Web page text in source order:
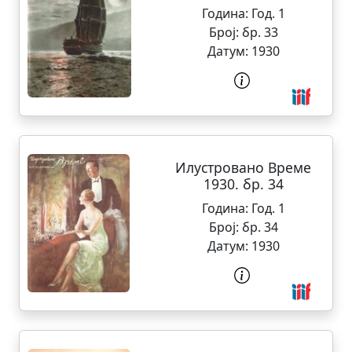
Година: Год. 1
Број: бр. 33
Датум: 1930
Илустровано Време
1930. бр. 34
Година: Год. 1
Број: бр. 34
Датум: 1930